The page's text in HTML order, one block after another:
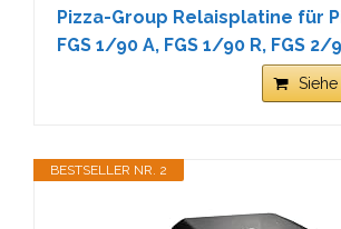
Pizza-Group Relaisplatine für
FGS 1/90 A, FGS 1/90 R, FGS 2/
BESTSELLER NR. 2